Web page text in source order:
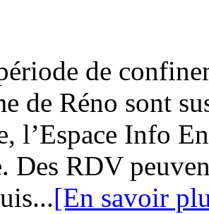
de
de Réno sont
l’Espace Info
Des RDV
[En savoir